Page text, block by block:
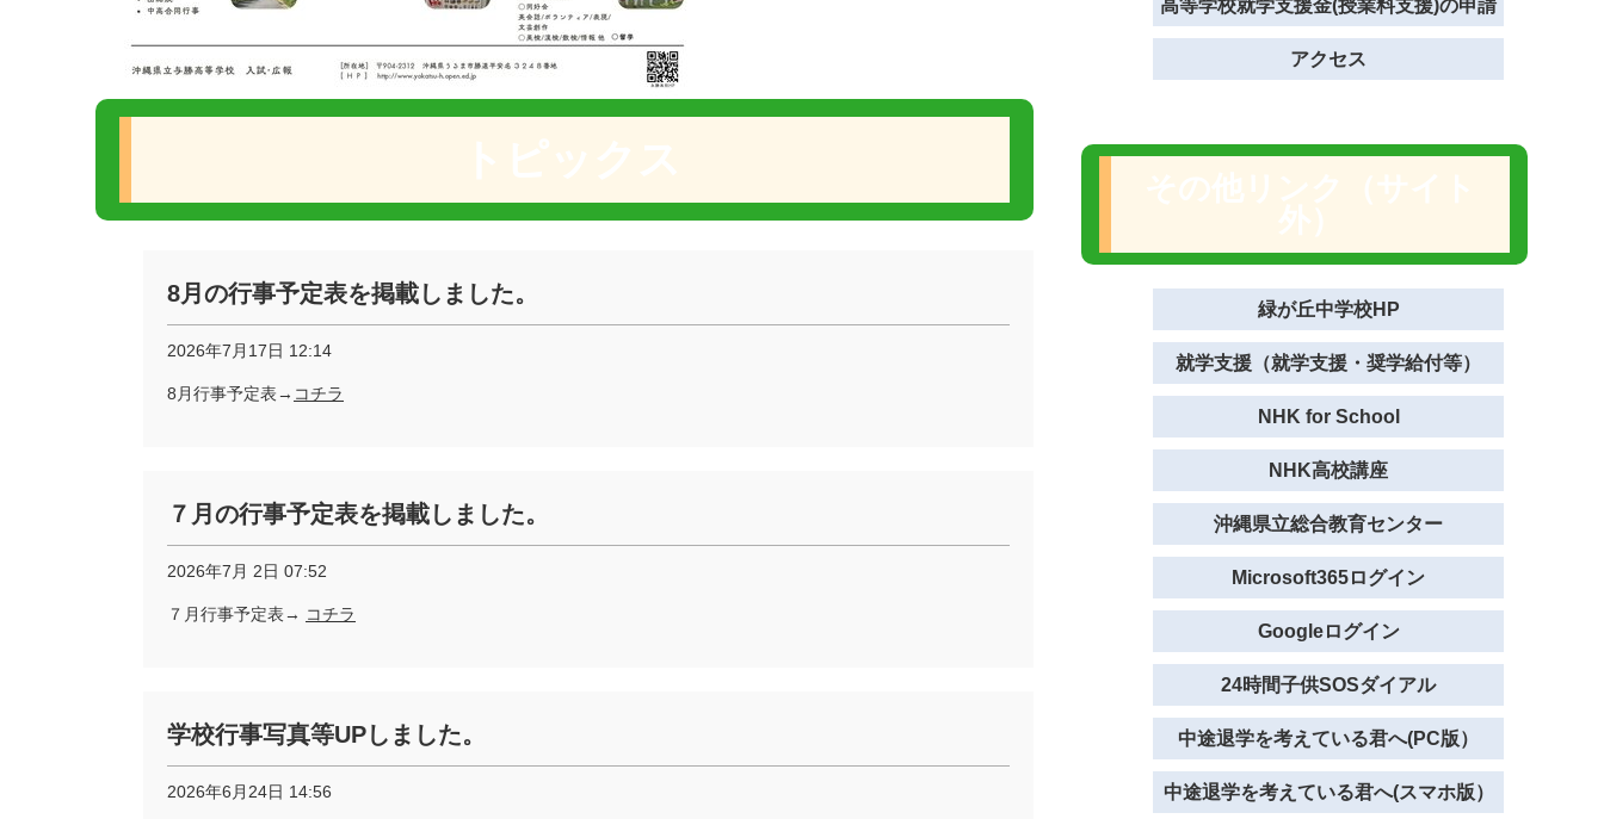
8月の行事予定表を掲載しました。
2026年7月17日 12:14
8月行事予定表→ コチラ
７月の行事予定表を掲載しました。
2026年7月 2日 07:52
７月行事予定表→ コチラ
学校行事写真等UPしました。
2026年6月24日 14:56
高等学校就学支援金(授業料支援)の申請
アクセス
緑が丘中学校HP
就学支援（就学支援・奨学給付等）
NHK for School
NHK高校講座
沖縄県立総合教育センター
Microsoft365ログイン
Googleログイン
24時間子供SOSダイアル
中途退学を考えている君へ(PC版）
中途退学を考えている君へ(スマホ版）